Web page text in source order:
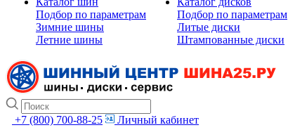
Подбор по параметрам
Зимние шины
Летние шины
Подбор по параметрам
Литые диски
Штампованные диски
+7 (800) 700-88-25
Личный кабинет